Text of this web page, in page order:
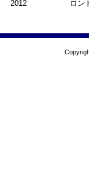
2012
ロン